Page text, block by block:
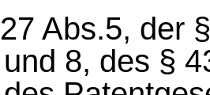
Abs.5, der
8, des §